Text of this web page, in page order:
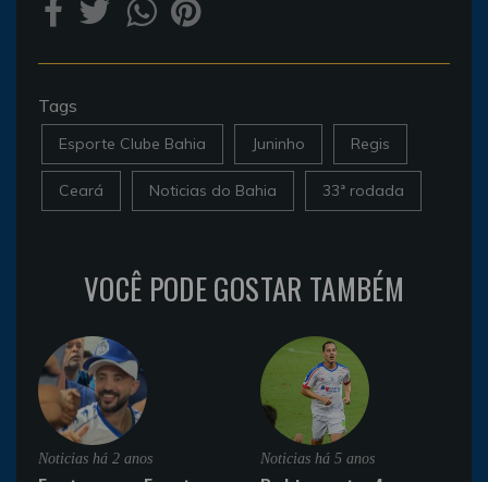
Tags
Esporte Clube Bahia Juninho Regis
Ceará Noticias do Bahia 33ª rodada
VOCÊ PODE GOSTAR TAMBÉM
Noticias há 2 anos Noticias há 5 anos